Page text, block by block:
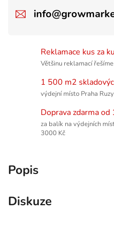
Reklamace kus za
Většinu reklamací
1 500 m2
výdejní místo Praha
Doprava zdarma od
za balík na výdejních
3000 Kč
Popis
Diskuze